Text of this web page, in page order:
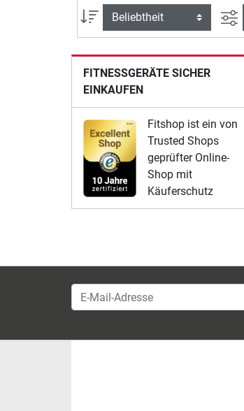
Sortierung
FITNESSGERÄTE SICHER
EINKAUFEN
Fitshop ist ein von
Trusted Shops
geprüfter Online-
Shop mit
Käuferschutz
E-Mail-Adresse